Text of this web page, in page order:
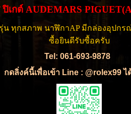
เกต์ AUDEMARS
รุ่น ทุกสภาพ นาฬิกาAP มีกล่องอุป
ซื้อยินดีรับซื้อครับ
Tel: 061-693-9878
กดลิ่งค์นี้เพื่อเข้า Line : @rolex99 ไ